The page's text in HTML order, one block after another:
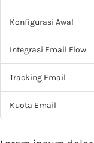
Konfigurasi Awal
Integrasi Email Flow
Tracking Email
Kuota Email